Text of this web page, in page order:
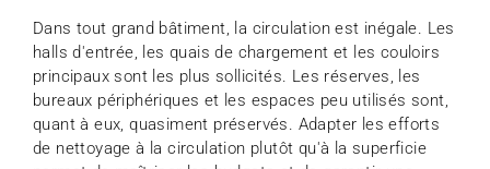
Dans tout grand bâtiment, la circulation est inégale. Les
halls d'entrée, les quais de chargement et les couloirs
principaux sont les plus sollicités. Les réserves, les
bureaux périphériques et les espaces peu utilisés sont,
quant à eux, quasiment préservés. Adapter les efforts
de nettoyage à la circulation plutôt qu'à la superficie